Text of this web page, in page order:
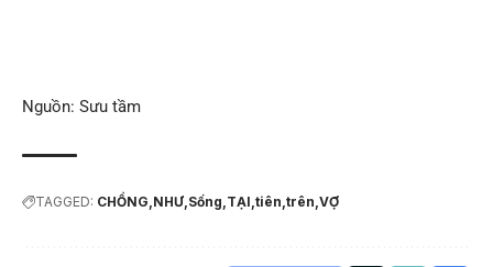
Nguồn: Sưu tầm
TAGGED: CHỒNG NHƯ Sống TẠI tiên trên VỢ